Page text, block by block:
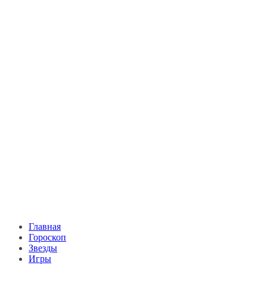
Главная
Гороскоп
Звезды
Игры